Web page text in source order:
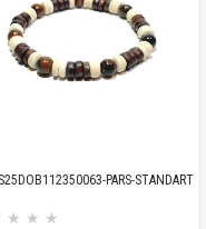
PARS-STANDART
★ ★ ★